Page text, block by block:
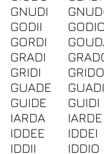
GNUDI
GODII
GODIO
GORDI
GRADI
GRIDI
GRIDO
GUADE
GUADI
GUIDE
GUIDI
IARDA
IARDE
IDDEE
IDDEI
IDDII
IDDIO